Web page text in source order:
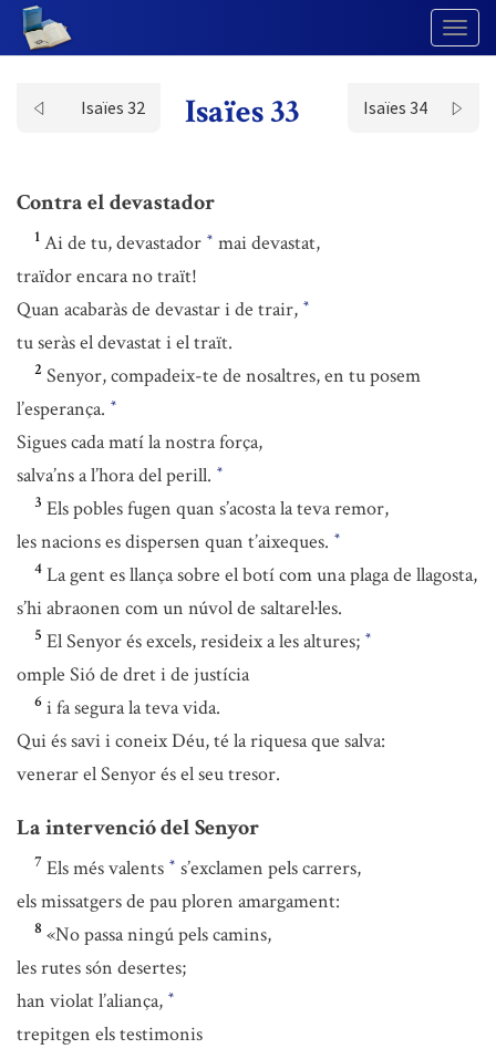
Isaïes 32 Isaïes 33 Isaïes 34
Contra el devastador
1 Ai de tu, devastador * mai devastat,
traïdor encara no traït!
Quan acabaràs de devastar i de trair, *
tu seràs el devastat i el traït.
2 Senyor, compadeix-te de nosaltres, en tu posem
l’esperança. *
Sigues cada matí la nostra força,
salva’ns a l’hora del perill. *
3 Els pobles fugen quan s’acosta la teva remor,
les nacions es dispersen quan t’aixeques. *
4 La gent es llança sobre el botí com una plaga de llagosta,
s’hi abraonen com un núvol de saltarel·les.
5 El Senyor és excels, resideix a les altures; *
omple Sió de dret i de justícia
6 i fa segura la teva vida.
Qui és savi i coneix Déu, té la riquesa que salva:
venerar el Senyor és el seu tresor.
La intervenció del Senyor
7 Els més valents * s’exclamen pels carrers,
els missatgers de pau ploren amargament:
8 «No passa ningú pels camins,
les rutes són desertes;
han violat l’aliança, *
trepitgen els testimonis